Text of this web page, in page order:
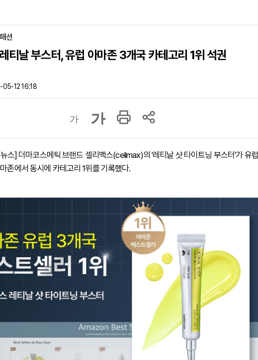
션
티날 부스터, 유럽 아마존 3개국 카테고리 1위 석권
05-12 16:18
가 가
스] 더마코스메틱 브랜드 셀리맥스(celimax)의 '레티날 샷 타이트닝 부스터'가 유럽
존에서 동시에 카테고리 1위를 기록했다.